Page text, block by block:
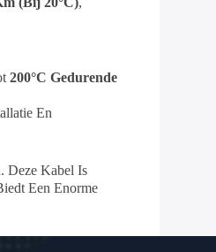
200°C Gedurende
En
Deze Kabel Is
Een Enorme